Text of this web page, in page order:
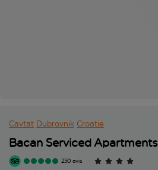
Cavtat Dubrovnik Croatie
Bacan Serviced Apartments
250 avis